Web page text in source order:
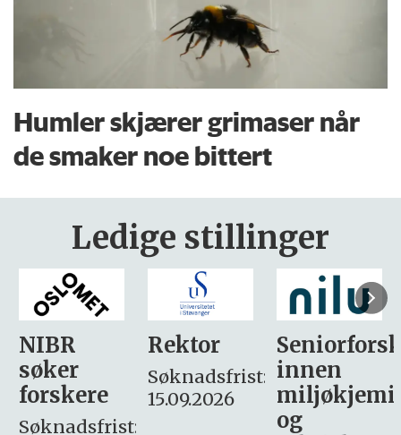
Humler skjærer grimaser når
de smaker noe bittert
Ledige stillinger
Rektor
Søknadsfrist:
15.09.2026
Seniorforsker
innen
miljøkjemi
søker
– fast